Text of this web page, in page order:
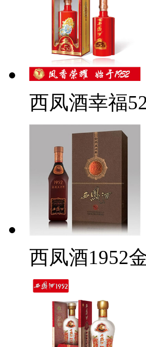
西凤酒幸福
西凤酒1952